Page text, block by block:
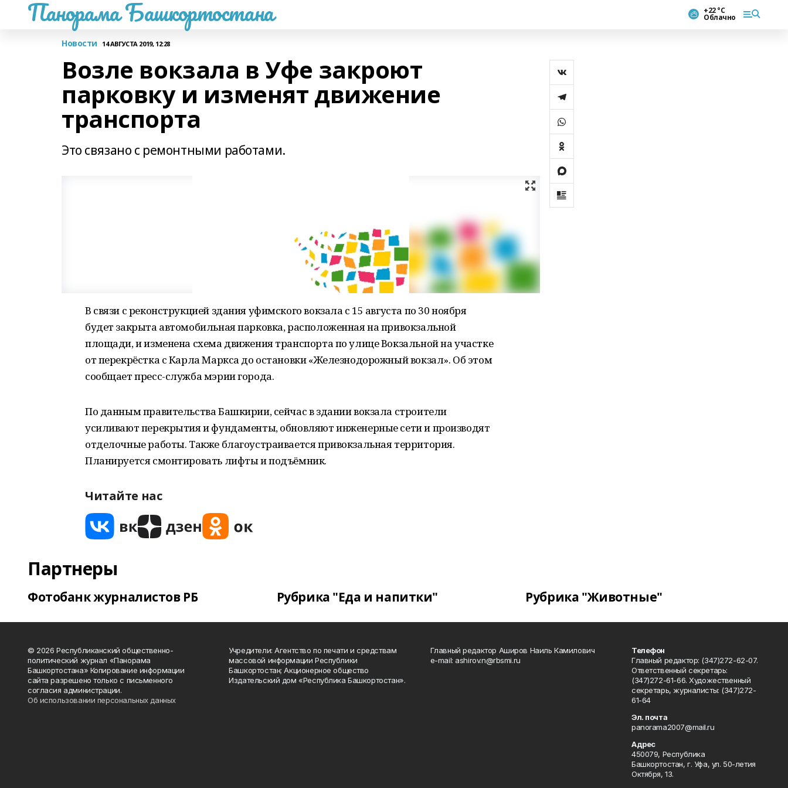
Панорама Башкортостана +22 °С
Облачно
Новости 14 АВГУСТА 2019, 12:28
Возле вокзала в Уфе закроют
парковку и изменят движение
транспорта
Это связано с ремонтными работами.
В связи с реконструкцией здания уфимского вокзала с 15 августа по 30 ноября
будет закрыта автомобильная парковка, расположенная на привокзальной
площади, и изменена схема движения транспорта по улице Вокзальной на участке
от перекрёстка с Карла Маркса до остановки «Железнодорожный вокзал». Об этом
сообщает пресс-служба мэрии города.
По данным правительства Башкирии, сейчас в здании вокзала строители
усиливают перекрытия и фундаменты, обновляют инженерные сети и производят
отделочные работы. Также благоустраивается привокзальная территория.
Планируется смонтировать лифты и подъёмник.
Читайте нас
Партнеры
Фотобанк журналистов РБ Рубрика "Еда и напитки" Рубрика "Животные"
© 2026 Республиканский общественно-
политический журнал «Панорама
Башкортостана» Копирование информации
сайта разрешено только с письменного
согласия администрации.
Об использовании персональных данных
Учредители: Агентство по печати и средствам
массовой информации Республики
Башкортостан; Акционерное общество
Издательский дом «Республика Башкортостан».
Главный редактор Аширов Наиль Камилович
e-mail: ashirov.n@rbsmi.ru
Телефон
Главный редактор: (347)272-62-07.
Ответственный секретарь:
(347)272-61-66. Художественный
секретарь, журналисты: (347)272-
61-64
Эл. почта
panorama2007@mail.ru
Адрес
450079, Республика
Башкортостан, г. Уфа, ул. 50-летия
Октября, 13.